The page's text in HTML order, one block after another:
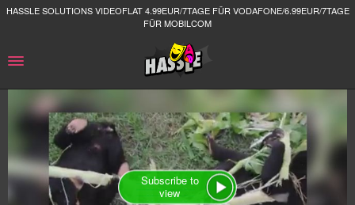
HASSLE SOLUTIONS VIDEOFLAT 4.99EUR/7TAGE FÜR VODAFONE/6.99EUR/7TAGE
FÜR MOBILCOM
Subscribe to
view